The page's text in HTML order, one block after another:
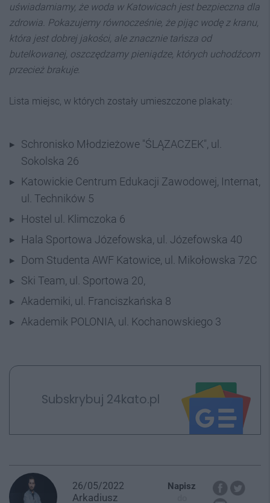
uświadamiamy, że woda w Katowicach jest bezpieczna dla
zdrowia. Pokazujemy równocześnie, że pijąc wodę z kranu,
która jest dobrej jakości, ale znacznie tańsza od
butelkowanej, oszczędzamy pieniądze, których uchodźcom
przecież brakuje.
Lista miejsc, w których zostały umieszczone plakaty:
Schronisko Młodzieżowe "ŚLĄZACZEK", ul.
Sokolska 26
Katowickie Centrum Edukacji Zawodowej, Internat,
ul. Techników 5
Hostel ul. Klimczoka 6
Hala Sportowa Józefowska, ul. Józefowska 40
Dom Studenta AWF Katowice, ul. Mikołowska 72C
Ski Team, ul. Sportowa 20,
Akademiki, ul. Franciszkańska 8
Akademik POLONIA, ul. Kochanowskiego 3
Subskrybuj 24kato.pl
26/05/2022
Arkadiusz
Napisz